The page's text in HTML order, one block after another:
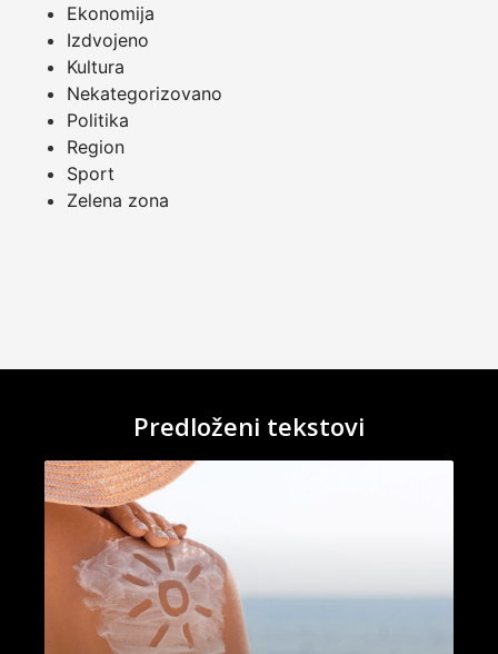
Ekonomija
Izdvojeno
Kultura
Nekategorizovano
Politika
Region
Sport
Zelena zona
Predloženi tekstovi